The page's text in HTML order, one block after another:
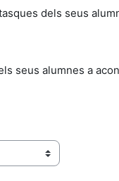
dels seus
seus alumnes a